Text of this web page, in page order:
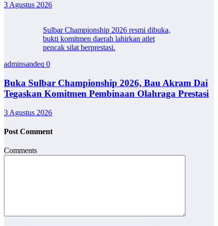
3 Agustus 2026
Sulbar Championship 2026 resmi dibuka,
bukti komitmen daerah lahirkan atlet
pencak silat berprestasi.
adminsandeq 0
Buka Sulbar Championship 2026, Bau Akram Dai
Tegaskan Komitmen Pembinaan Olahraga Prestasi
3 Agustus 2026
Post Comment
Comments